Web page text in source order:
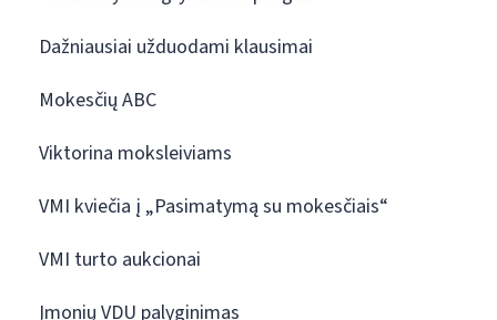
Dažniausiai užduodami klausimai
Mokesčių ABC
Viktorina moksleiviams
VMI kviečia į „Pasimatymą su mokesčiais“
VMI turto aukcionai
Įmonių VDU palyginimas